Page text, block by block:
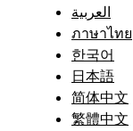
العربية
ภาษาไทย
한국어
日本語
简体中文
繁體中文